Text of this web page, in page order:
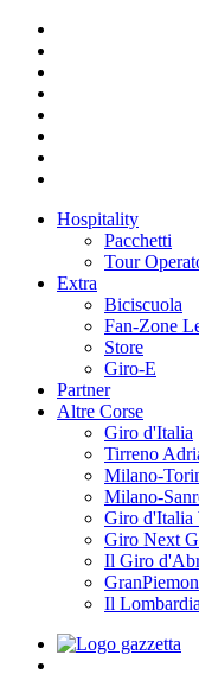
Hospitality
Pacchetti
Tour
Extra
Biciscuola
Fan-Zone
Store
Giro-E
Partner
Altre Corse
Giro d'Italia
Tirreno
Milano-
Milano-
Giro d'Italia
Giro Next
Il Giro
Il Lombardia